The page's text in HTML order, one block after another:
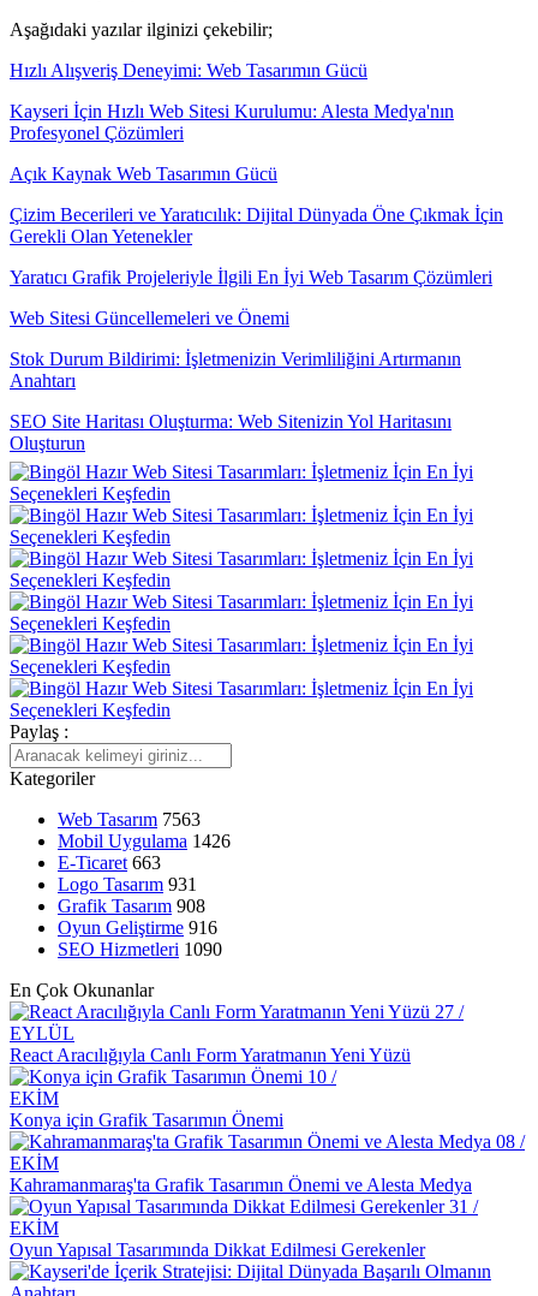
Aşağıdaki yazılar ilginizi çekebilir;
Hızlı Alışveriş Deneyimi: Web Tasarımın Gücü
Kayseri İçin Hızlı Web Sitesi Kurulumu: Alesta Medya'nın
Profesyonel Çözümleri
Açık Kaynak Web Tasarımın Gücü
Çizim Becerileri ve Yaratıcılık: Dijital Dünyada Öne Çıkmak İçin
Gerekli Olan Yetenekler
Yaratıcı Grafik Projeleriyle İlgili En İyi Web Tasarım Çözümleri
Web Sitesi Güncellemeleri ve Önemi
Stok Durum Bildirimi: İşletmenizin Verimliliğini Artırmanın
Anahtarı
SEO Site Haritası Oluşturma: Web Sitenizin Yol Haritasını
Oluşturun
Blender ile Oyun Geliştirme: Hem Uzmanlar Hem de Acemiler İçin
Kapsamlı Rehber
Ödeme Seçeneklerinin Gösterimi: Web Tasarımında Etkili Bir Adım
Parallax Web Tasarım: Dijital Dünyada Derinlik ve Hareketin
Buluşması
Yemek Servisi İçin Logo Tasarımı: Profesyonel ve Etkileyici Marka
Kimliği Oluşturma
Responsive Web Tasarımı Nedir ve Neden Önemlidir?
Popup Tasarımı: Web Sitesi İçin Etkili Bir Pazarlama Aracı
Filtreleme Seçenekleri: Web Tasarımında Kullanımı ve Önemi
Responsive Web Tasarımı: Kullanıcı Deneyimini Maksimize Edin
Mobil Uygulama Geliştirme Şirketleri: İşletmenizi Dijital Dünyada
Yükseltme Rehberi
Kayseri'de Hızlı Web Sitesi Kurulumu: Alesta Medya İle
Profesyonel Çözümler
SEO Uyumlu Web Tasarımında Dikkat Edilmesi Gerekenler
Ödeme Takibi ve Raporlama: İşletmeniz İçin Hayati Önem Taşıyan
Süreçler
Müzik Endüstrisi için Logo Tasarımının Önemi
Web Tasarımında Müşteri Memnuniyeti: Alesta Medya Farkı
SEO Kontrol Listesi: Web Tasarımında Dikkat Edilmesi Gerekenler
SEO Sıralama İyileştirme: Dijital Dünyada Öne Çıkmak İçin 10
Etkili Yol
Dijital Dünyada Fark Yaratanlar: Alesta Medyanın Web Tasarım
Paylaş :
Kategoriler
Web Tasarım 7563
Mobil Uygulama 1426
E-Ticaret 663
Logo Tasarım 931
Grafik Tasarım 908
Oyun Geliştirme 916
SEO Hizmetleri 1090
En Çok Okunanlar
27 /
EYLÜL
React Aracılığıyla Canlı Form Yaratmanın Yeni Yüzü
10 /
EKİM
Konya için Grafik Tasarımın Önemi
08 /
EKİM
Kahramanmaraş'ta Grafik Tasarımın Önemi ve Alesta Medya
31 /
EKİM
Oyun Yapısal Tasarımında Dikkat Edilmesi Gerekenler